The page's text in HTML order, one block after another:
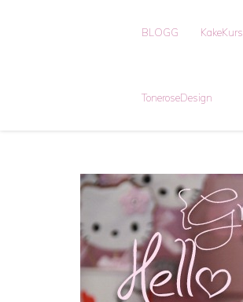
BLOGG KakeKurs
ToneroseDesign